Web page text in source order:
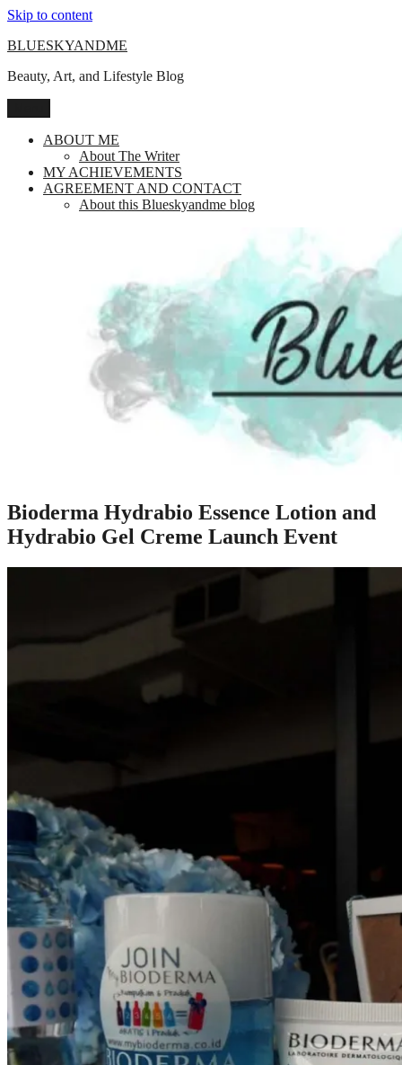
Skip to content
BLUESKYANDME
Beauty, Art, and Lifestyle Blog
ABOUT ME
About The Writer
MY ACHIEVEMENTS
AGREEMENT AND CONTACT
About this Blueskyandme blog
Bioderma Hydrabio Essence Lotion and
Hydrabio Gel Creme Launch Event